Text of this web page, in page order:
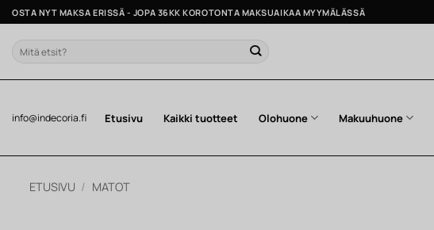
Skip
to
content
OSTA NYT MAKSA ERISSÄ - JOPA 36KK KOROTONTA MAKSUAIKAA MYYMÄLÄSSÄ
Etsi:
info@indecoria.fi Etusivu Kaikki tuotteet Olohuone Makuuhuone
ETUSIVU / MATOT